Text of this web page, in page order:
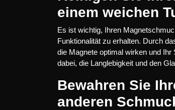
einem weichen
Es ist wichtig, Ihren
Funktionalität zu erhalten. Durch
die Magnete optimal wirken und
dabei, die Langlebigkeit und den
Bewahren Sie
anderen